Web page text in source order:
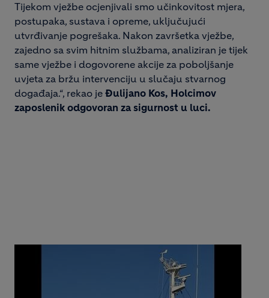
Tijekom vježbe ocjenjivali smo učinkovitost mjera,
postupaka, sustava i opreme, uključujući
utvrđivanje pogrešaka. Nakon završetka vježbe,
zajedno sa svim hitnim službama, analiziran je tijek
same vježbe i dogovorene akcije za poboljšanje
uvjeta za bržu intervenciju u slučaju stvarnog
događaja.“, rekao je Đulijano Kos, Holcimov
zaposlenik odgovoran za sigurnost u luci.